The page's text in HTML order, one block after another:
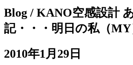
Blog / KANO空感設計
記・・・明日の私（
2010年1月29日